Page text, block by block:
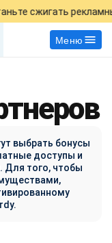
рекламный
Меню
выбрать бонусы
доступы и
Для того, чтобы